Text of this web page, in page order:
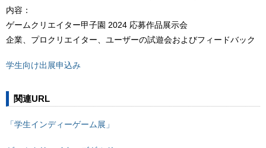
内容：
ゲームクリエイター甲子園 2024 応募作品展示会
企業、プロクリエイター、ユーザーの試遊会およびフィードバック
学生向け出展申込み
関連URL
「学生インディーゲーム展」